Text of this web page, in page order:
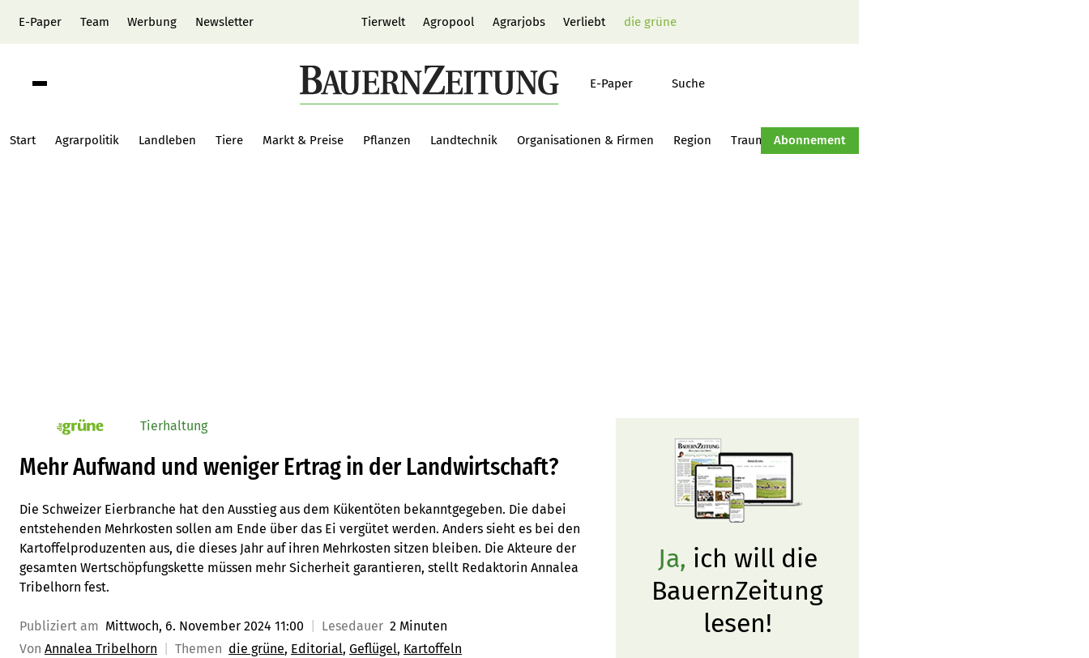
E-Paper Team Werbung Newsletter Tierwelt Agropool Agrarjobs Verliebt die grüne
E-Paper Suche
Start Agrarpolitik Landleben Tiere Markt & Preise Pflanzen Landtechnik Organisationen & Firmen Region Traumtraktor Hof-Management
Abonnement
pv_die-grune-online Tierhaltung
Mehr Aufwand und weniger Ertrag in der Landwirtschaft?
Die Schweizer Eierbranche hat den Ausstieg aus dem Kükentöten bekanntgegeben. Die dabei
entstehenden Mehrkosten sollen am Ende über das Ei vergütet werden. Anders sieht es bei den
Kartoffelproduzenten aus, die dieses Jahr auf ihren Mehrkosten sitzen bleiben. Die Akteure der
gesamten Wertschöpfungskette müssen mehr Sicherheit garantieren, stellt Redaktorin Annalea
Tribelhorn fest.
Publiziert am Mittwoch, 6. November 2024 11:00 Lesedauer 2 Minuten
Von Annalea Tribelhorn Themen die grüne Editorial Geflügel Kartoffeln
Ja, ich will die
BauernZeitung
lesen!